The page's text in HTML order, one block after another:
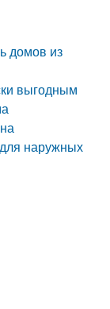
домов из
выгодным
наружных